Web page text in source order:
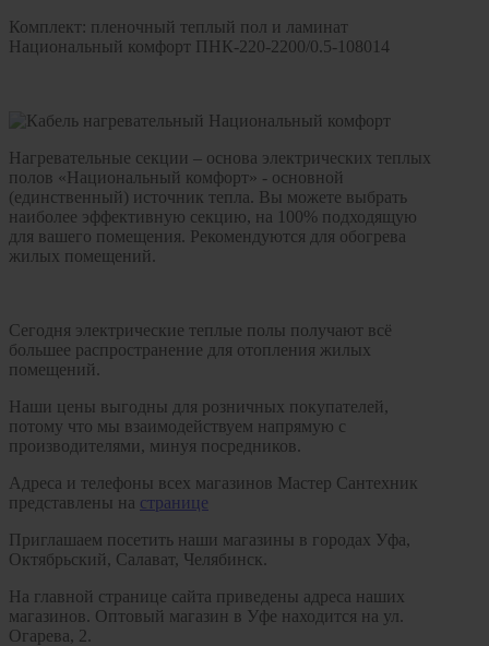
Комплект: пленочный теплый пол и ламинат
Национальный комфорт ПНК-220-2200/0.5-108014
Нагревательные секции – основа электрических теплых
полов «Национальный комфорт» - основной
(единственный) источник тепла. Вы можете выбрать
наиболее эффективную секцию, на 100% подходящую
для вашего помещения. Рекомендуются для обогрева
жилых помещений.
Сегодня электрические теплые полы получают всё
большее распространение для отопления жилых
помещений.
Наши цены выгодны для розничных покупателей,
потому что мы взаимодействуем напрямую с
производителями, минуя посредников.
Адреса и телефоны всех магазинов Мастер Сантехник
представлены на странице
Приглашаем посетить наши магазины в городах Уфа,
Октябрьский, Салават, Челябинск.
На главной странице сайта приведены адреса наших
магазинов. Оптовый магазин в Уфе находится на ул.
Огарева, 2.